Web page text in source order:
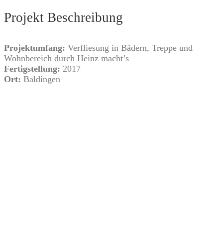
Projekt Beschreibung
Projektumfang: Verfliesung in Bädern, Treppe und
Wohnbereich durch Heinz macht’s
Fertigstellung: 2017
Ort: Baldingen